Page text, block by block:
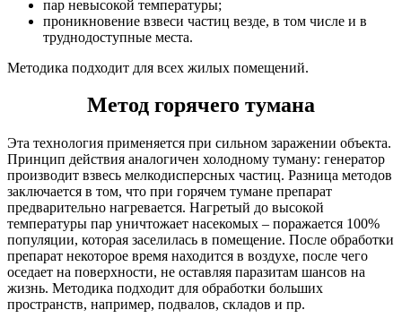
пар невысокой температуры;
проникновение взвеси частиц везде, в том числе и в
труднодоступные места.
Методика подходит для всех жилых помещений.
Метод горячего тумана
Эта технология применяется при сильном заражении объекта.
Принцип действия аналогичен холодному туману: генератор
производит взвесь мелкодисперсных частиц. Разница методов
заключается в том, что при горячем тумане препарат
предварительно нагревается. Нагретый до высокой
температуры пар уничтожает насекомых – поражается 100%
популяции, которая заселилась в помещение. После обработки
препарат некоторое время находится в воздухе, после чего
оседает на поверхности, не оставляя паразитам шансов на
жизнь. Методика подходит для обработки больших
пространств, например, подвалов, складов и пр.